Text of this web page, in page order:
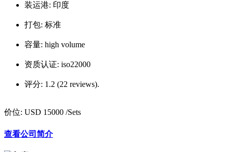
装运港: 印度
打包: 标准
容量: high volume
资质认证: iso22000
评分: 1.2 (22 reviews).
价位: USD 15000 /Sets
查看公司简介